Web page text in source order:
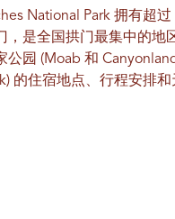
National Park 拥有超
，是全国拱门最集中的地
公园 (Moab 和
的住宿地点、行程安排和